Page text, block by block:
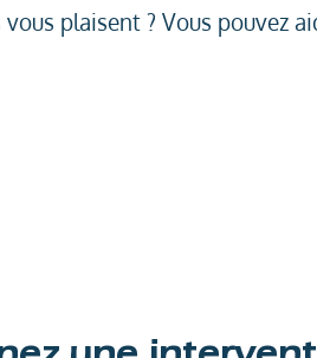
plaisent ? Vous pouvez